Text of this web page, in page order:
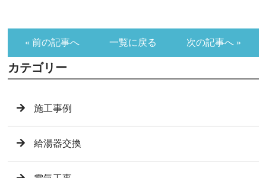
« 前の記事へ 一覧に戻る 次の記事へ »
カテゴリー
施工事例
給湯器交換